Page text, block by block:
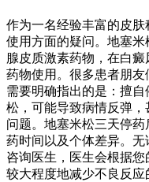
作为一名经验丰富的皮
使用方面的疑问。地塞
腺皮质激素药物，在白
药物使用。很多患者朋友
需要明确指出的是：擅
松，可能导致病情反弹
问题。地塞米松三天停
药时间以及个体差异。
咨询医生，医生会根据
较大程度地减少不良反